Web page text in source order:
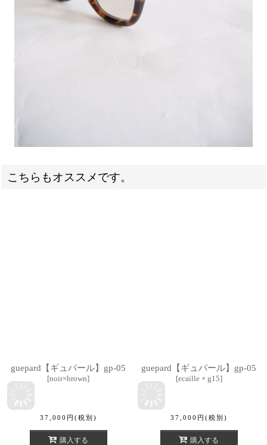
こちらもオススメです。
guepard【ギュパール】gp-05
[noir×brown]
37,000 円 (税別)
購入する
guepard【ギュパール】gp-05
[ecaille × g15]
37,000 円 (税別)
購入する